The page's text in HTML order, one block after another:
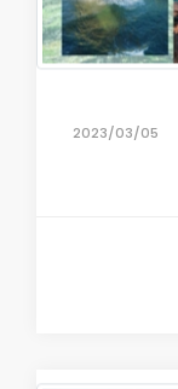
05‏/03‏/2023